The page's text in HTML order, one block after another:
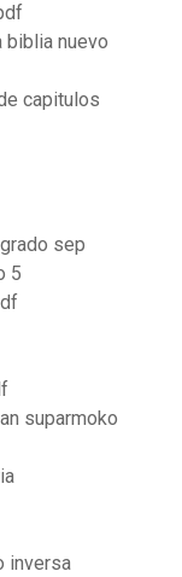
nuevo
capitulos
sep
5
suparmoko
inversa